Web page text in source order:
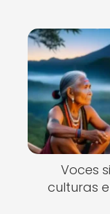
Voces
culturas